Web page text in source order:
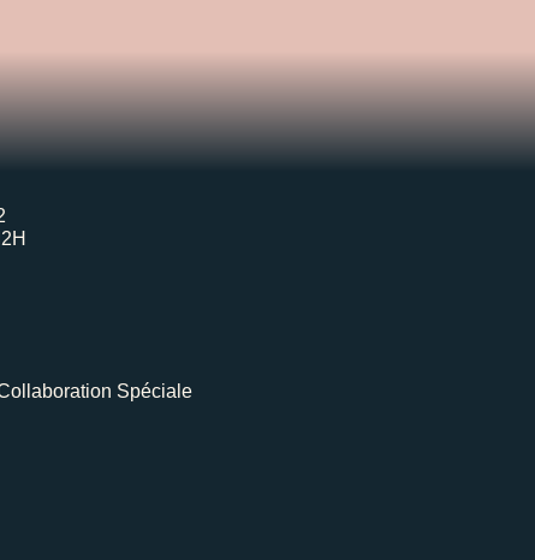
Spéciale